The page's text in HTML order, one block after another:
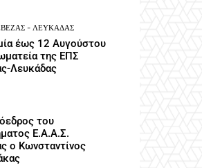
- ΛΕΥΚΆΔΑΣ
έως 12 Αυγούστου
της ΕΠΣ
Λευκάδας
του
Ε.Α.Α.Σ.
ο Κωνσταντίνος